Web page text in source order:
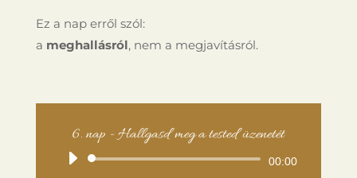
Ez a nap erről szól:
a meghallásról, nem a megjavításról.
6. nap - Hallgasd meg a tested üzenetét
Audió
00:00